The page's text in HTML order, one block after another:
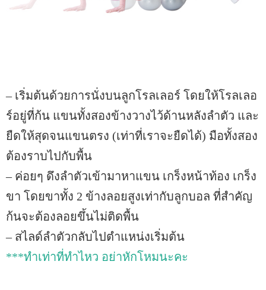
– เริ่มต้นด้วยการนั่งบนลูกโรลเลอร์ โดยให้โรลเลอ
ร์อยู่ที่ก้น แขนทั้งสองข้างวางไว้ด้านหลังลำตัว และ
ยืดให้สุดจนแขนตรง (เท่าที่เราจะยืดได้) มือทั้งสอง
ต้องราบไปกับพื้น
– ค่อยๆ ดึงลำตัวเข้ามาหาแขน เกร็งหน้าท้อง เกร็ง
ขา โดยขาทั้ง 2 ข้างลอยสูงเท่ากับลูกบอล ที่สำคัญ
ก้นจะต้องลอยขึ้นไม่ติดพื้น
– สไลด์ลำตัวกลับไปตำแหน่งเริ่มต้น
***ทำเท่าที่ทำไหว อย่าหักโหมนะคะ